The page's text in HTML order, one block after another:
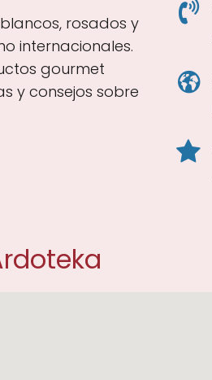
rosados y
internacionales.
gourmet
y consejos sobre